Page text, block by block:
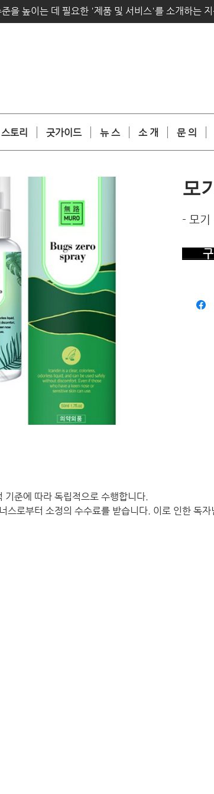
준을 높이는 데 필요한 '제품 및 서비스'를 소개하는
스토리 굿가이드 뉴 스 소 개 문 의
모
- 모기
구
기준에 따라 독립적으로 수행합니다.
스로부터 소정의 수수료를 받습니다. 이로 인한 독